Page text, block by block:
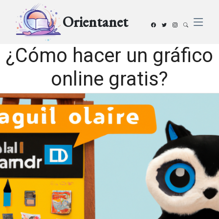
Orientanet
¿Cómo hacer un gráfico
online gratis?